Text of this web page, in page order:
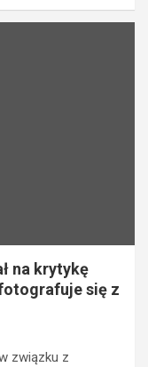
na krytykę
się z
związku z